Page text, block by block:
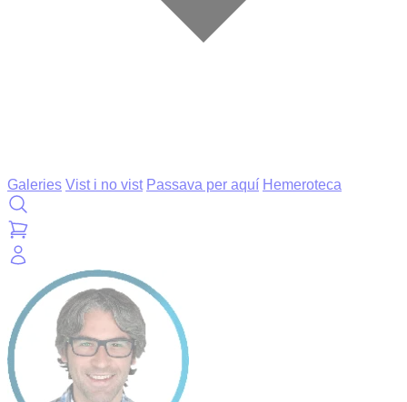
Galeries Vist i no vist Passava per aquí Hemeroteca